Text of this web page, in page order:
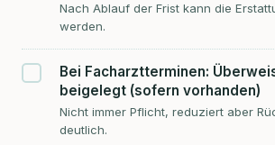
Nach Ablauf der Frist kann die
werden.
Bei Facharztterminen:
beigelegt (sofern vorhanden)
Nicht immer Pflicht, reduziert aber
deutlich.